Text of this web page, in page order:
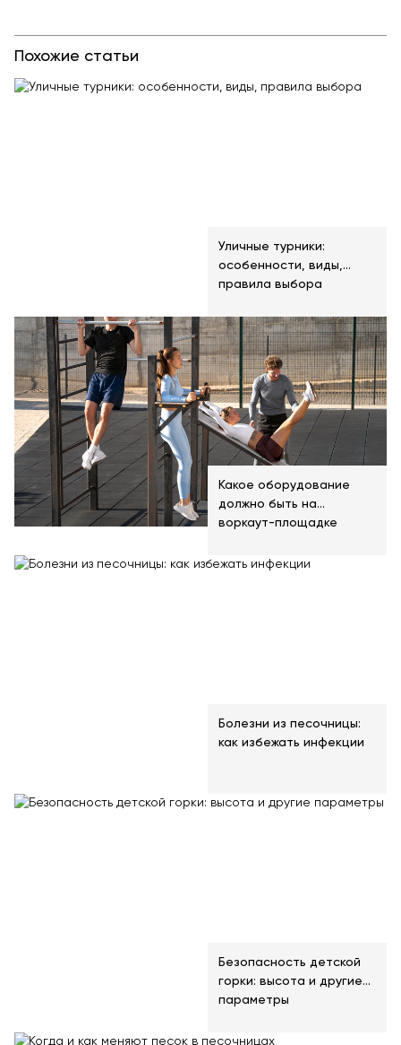
Похожие статьи
Уличные турники:
особенности, виды,
правила выбора
Какое оборудование
должно быть на
воркаут-площадке
Болезни из песочницы:
как избежать инфекции
Безопасность детской
горки: высота и другие
параметры